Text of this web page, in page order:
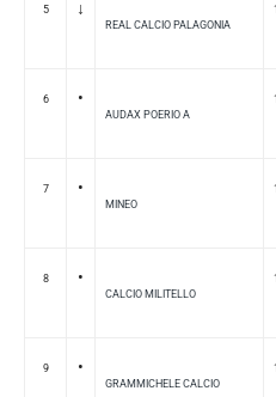
5 ↓
REAL CALCIO PALAGONIA
6 •
AUDAX POERIO A
7 •
MINEO
8 •
CALCIO MILITELLO
9 •
GRAMMICHELE CALCIO